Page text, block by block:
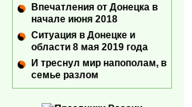
Впечатления от Донецка в
начале июня 2018
Ситуация в Донецке и
области 8 мая 2019 года
И треснул мир напополам, в
семье разлом